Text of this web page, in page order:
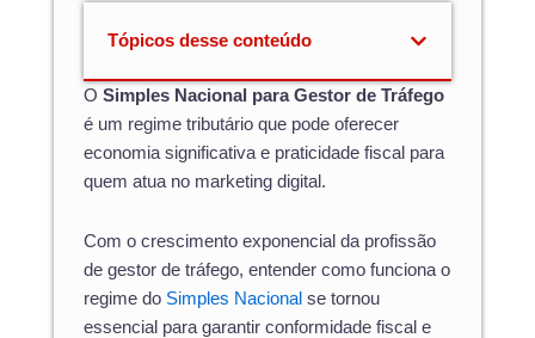
Tópicos desse conteúdo
O Simples Nacional para Gestor de Tráfego
é um regime tributário que pode oferecer
economia significativa e praticidade fiscal para
quem atua no marketing digital.
Com o crescimento exponencial da profissão
de gestor de tráfego, entender como funciona o
regime do Simples Nacional se tornou
essencial para garantir conformidade fiscal e